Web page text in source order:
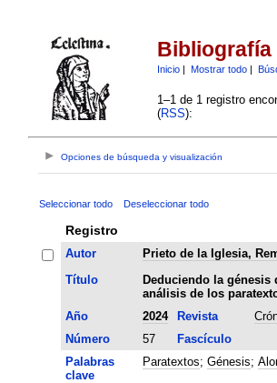
Inicio| Mostrar todo|
1–1 de 1 registro
(RSS):
Opciones de búsqueda y visualización
Seleccionar todo Deseleccionar todo
Registro
Autor
Prieto de la Iglesia,
Título
Deduciendo la
análisis de los
Año
2024 Revista
Número
57
Fascículo
Palabras
clave
Paratextos; Génesis;